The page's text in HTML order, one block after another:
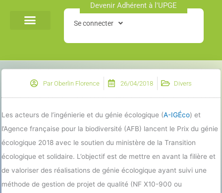
Devenir Adhérent à l'UPGE​
Se connecter
ParOberlin Florence 26/04/2018 Divers
Les acteurs de l’ingénierie et du génie écologique (A-IGÉco) et
l’Agence française pour la biodiversité (AFB) lancent le Prix du génie
écologique 2018 avec le soutien du ministère de la Transition
écologique et solidaire. L’objectif est de mettre en avant la filière et
de valoriser des réalisations de génie écologique ayant suivi une
méthode de gestion de projet de qualité (NF X10-900 ou